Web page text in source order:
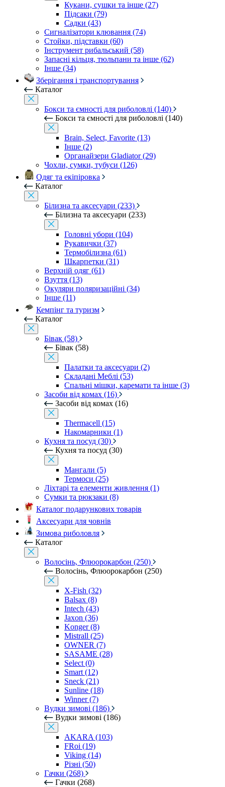
Кукани, сушки та інше (27)
Підсаки (79)
Садки (43)
Сигналізатори клювання (74)
Стойки, підставки (60)
Інструмент рибальський (58)
Запасні кільця, тюльпани та інше (62)
Інше (34)
Зберігання і транспортування
Каталог
Бокси та ємності для риболовлі (140)
Бокси та ємності для риболовлі (140)
Brain, Select, Favorite (13)
Інше (2)
Органайзери Gladiator (29)
Чохли, сумки, тубуси (126)
Одяг та екіпіровка
Каталог
Білизна та аксесуари (233)
Білизна та аксесуари (233)
Головні убори (104)
Рукавички (37)
Термобілизна (61)
Шкарпетки (31)
Верхній одяг (61)
Взуття (13)
Окуляри поляризаційні (34)
Інше (11)
Кемпінг та туризм
Каталог
Бівак (58)
Бівак (58)
Палатки та аксесуари (2)
Складані Меблі (53)
Спальні мішки, каремати та інше (3)
Засоби від комах (16)
Засоби від комах (16)
Thermacell (15)
Накомарники (1)
Кухня та посуд (30)
Кухня та посуд (30)
Мангали (5)
Термоси (25)
Ліхтарі та елементи живлення (1)
Сумки та рюкзаки (8)
Каталог подарункових товарів
Аксесуари для човнів
Зимова риболовля
Каталог
Волосінь, Флюорокарбон (250)
Волосінь, Флюорокарбон (250)
X-Fish (32)
Balsax (8)
Intech (43)
Jaxon (36)
Konger (8)
Mistrall (25)
OWNER (7)
SASAME (28)
Select (0)
Smart (12)
Sneck (21)
Sunline (18)
Winner (7)
Вудки зимові (186)
Вудки зимові (186)
AKARA (103)
FRoi (19)
Viking (14)
Різні (50)
Гачки (268)
Гачки (268)